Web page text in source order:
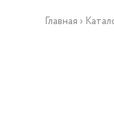
Главная ›